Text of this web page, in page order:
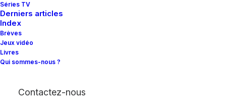
Séries TV
Derniers articles
Index
Brèves
Jeux vidéo
Livres
Qui sommes-nous ?
Contactez-nous